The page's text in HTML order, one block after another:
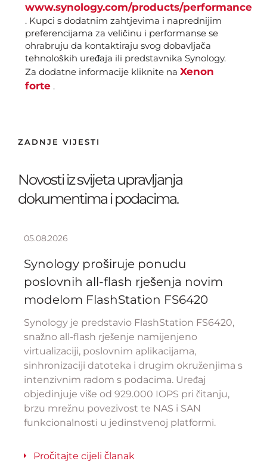
www.synology.com/products/performance
. Kupci s dodatnim zahtjevima i naprednijim
preferencijama za veličinu i performanse se
ohrabruju da kontaktiraju svog dobavljača
tehnoloških uređaja ili predstavnika Synology.
Za dodatne informacije kliknite na Xenon
forte .
ZADNJE VIJESTI
Novosti iz svijeta upravljanja
dokumentima i podacima.
05.08.2026
Synology proširuje ponudu
poslovnih all-flash rješenja novim
modelom FlashStation FS6420
Synology je predstavio FlashStation FS6420,
snažno all-flash rješenje namijenjeno
virtualizaciji, poslovnim aplikacijama,
sinhronizaciji datoteka i drugim okruženjima s
intenzivnim radom s podacima. Uređaj
objedinjuje više od 929.000 IOPS pri čitanju,
brzu mrežnu povezivost te NAS i SAN
funkcionalnosti u jedinstvenoj platformi.
Pročitajte cijeli članak